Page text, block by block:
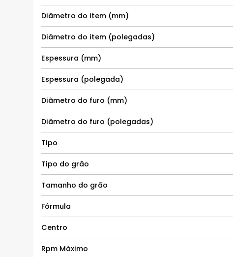
Diâmetro do item (mm)
Diâmetro do item (polegadas)
Espessura (mm)
Espessura (polegada)
Diâmetro do furo (mm)
Diâmetro do furo (polegadas)
Tipo
Tipo do grão
Tamanho do grão
Fórmula
Centro
Rpm Máximo